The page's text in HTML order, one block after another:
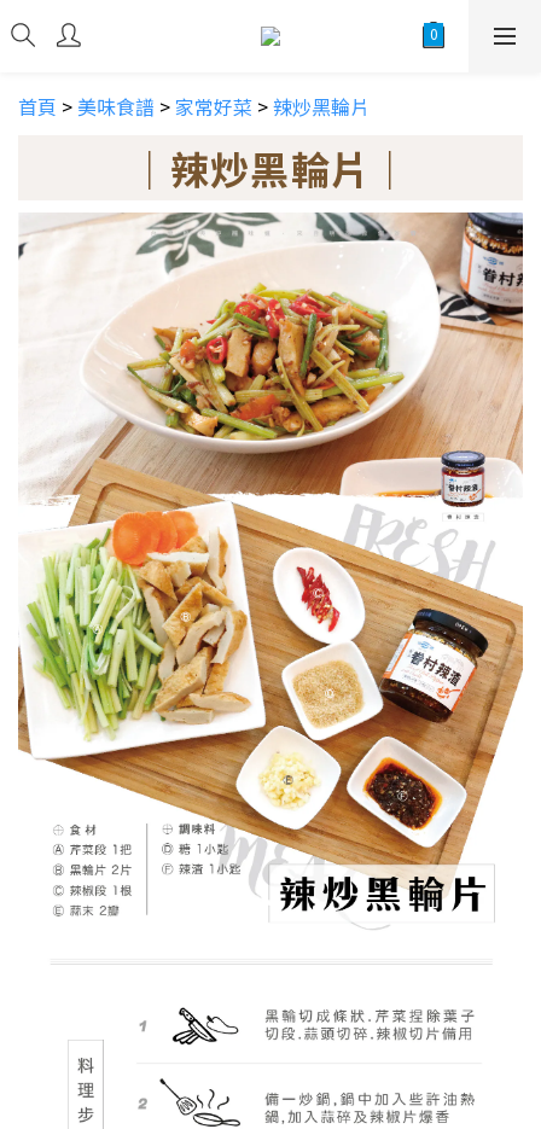
首頁 > 美味食譜 > 家常好菜 >辣炒黑輪片
｜辣炒黑輪片｜